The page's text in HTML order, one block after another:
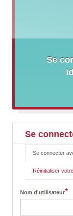
Se
Se
m
r
Se connecter
Réinitialiser
Nom d'utilisateur*